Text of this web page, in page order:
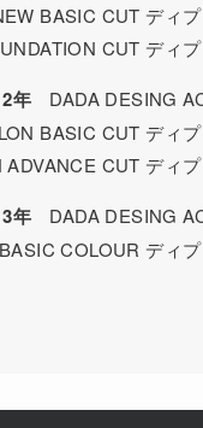
BASIC CUT ディ
CUT ディ
年 DADA DESING
BASIC CUT ディ
ADVANCE CUT ディ
年 DADA DESING
BASIC COLOUR ディ